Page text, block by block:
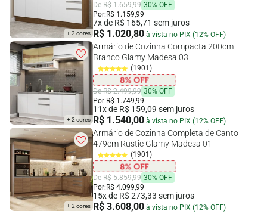
+ 2 cores
De R$ 1.659,99 30% OFF
Por: R$ 1.159,99
7x de R$ 165,71 sem juros
R$ 1.020,80 à vista no PIX (12% OFF)
+ 2 cores
Armário de Cozinha Compacta 200cm
Branco Glamy Madesa 03
(1901)
De R$ 2.499,99 30% OFF
Por: R$ 1.749,99
11x de R$ 159,09 sem juros
R$ 1.540,00 à vista no PIX (12% OFF)
+ 2 cores
Armário de Cozinha Completa de Canto
479cm Rustic Glamy Madesa 01
(1901)
De R$ 5.859,99 30% OFF
Por: R$ 4.099,99
15x de R$ 273,33 sem juros
R$ 3.608,00 à vista no PIX (12% OFF)